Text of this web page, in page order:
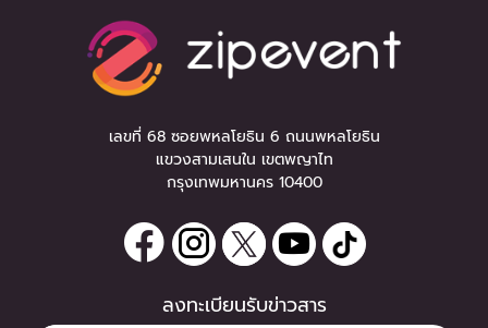
เลขที่ 68 ซอยพหลโยธิน 6 ถนนพหลโยธิน
แขวงสามเสนใน เขตพญาไท
กรุงเทพมหานคร 10400
ลงทะเบียนรับข่าวสาร